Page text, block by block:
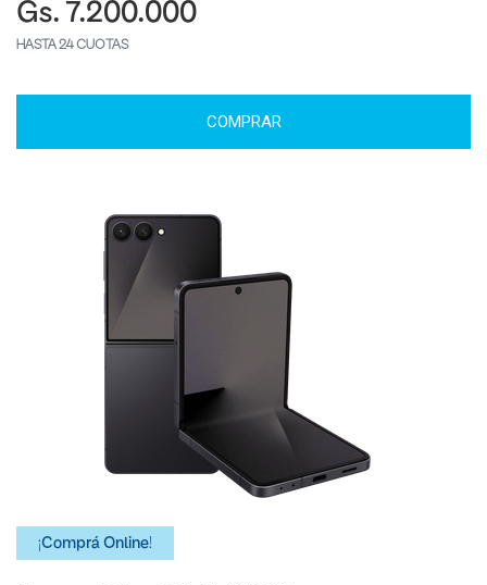
Gs. 7.200.000
HASTA 24 CUOTAS
COMPRAR
¡Comprá Online!